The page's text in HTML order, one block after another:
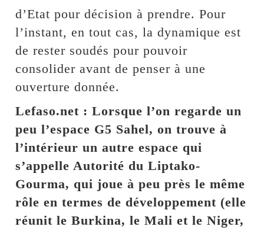
d’Etat pour décision à prendre. Pour
l’instant, en tout cas, la dynamique est
de rester soudés pour pouvoir
consolider avant de penser à une
ouverture donnée.
Lefaso.net : Lorsque l’on regarde un
peu l’espace G5 Sahel, on trouve à
l’intérieur un autre espace qui
s’appelle Autorité du Liptako-
Gourma, qui joue à peu près le même
rôle en termes de développement (elle
réunit le Burkina, le Mali et le Niger,